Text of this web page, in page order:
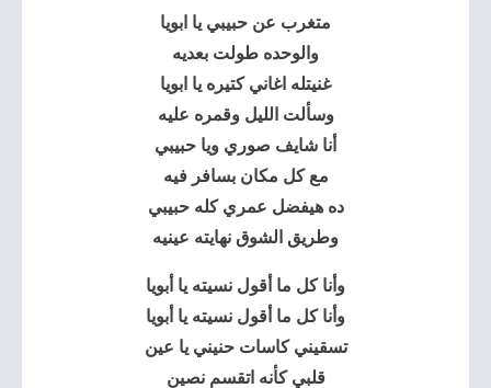
متغرب عن حبيبي يا ابويا
والوحده طولت بعديه
غنيتله اغاني كتيره يا ابويا
وسألت الليل وقمره عليه
أنا شايف صوري ويا حبيبي
مع كل مكان بسافر فيه
ده هيفضل عمري كله حبيبي
وطريق الشوق نهايته عينيه
وأنا كل ما أقول نسيته يا أبويا
وأنا كل ما أقول نسيته يا أبويا
تسقيني كاسات حنيني يا عين
قلبي كأنه اتقسم نصين